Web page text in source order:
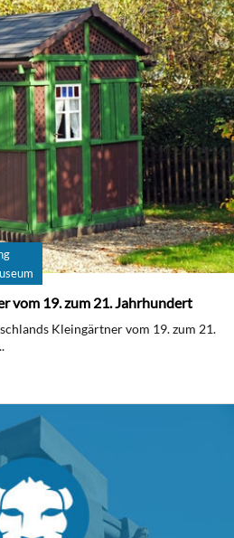
vom 19. zum 21. Jahrhundert
Kleingärtner vom 19. zum 21.